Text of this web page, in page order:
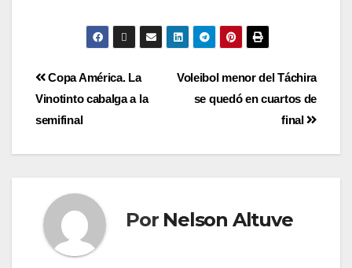
Voleibol menor del Táchira
se quedó en cuartos de
final
Copa América. La
Vinotinto cabalga a la
semifinal
Por Nelson Altuve